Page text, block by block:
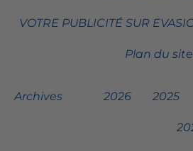
VOTRE PUBLICITÉ SUR
Plan du site
Archives 2026 2025